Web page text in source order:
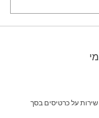
על כרטיסים בסך